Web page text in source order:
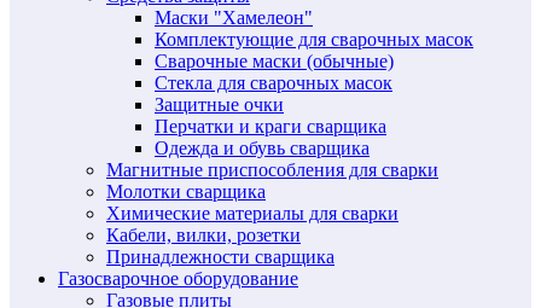
Маски "Хамелеон"
Комплектующие для сварочных масок
Сварочные маски (обычные)
Стекла для сварочных масок
Защитные очки
Перчатки и краги сварщика
Одежда и обувь сварщика
Магнитные приспособления для сварки
Молотки сварщика
Химические материалы для сварки
Кабели, вилки, розетки
Принадлежности сварщика
Газосварочное оборудование
Газовые плиты